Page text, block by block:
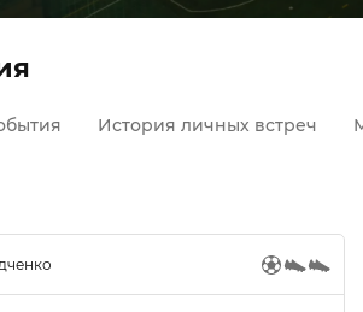
История личных встреч